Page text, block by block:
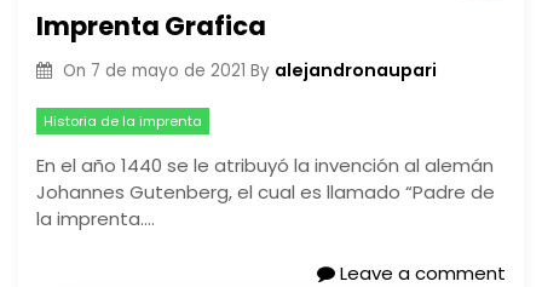
Imprenta Grafica
On 7 de mayo de 2021 By alejandronaupari
Historia de la imprenta
En el año 1440 se le atribuyó la invención al alemán
Johannes Gutenberg, el cual es llamado “Padre de
la imprenta….
Leave a comment